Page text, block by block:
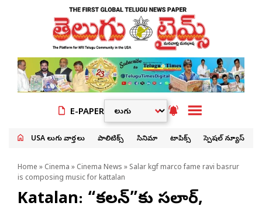
E-PAPER
USA తెలుగు వార్తలు పాలిటిక్స్ సినిమా టాపిక్స్ స్పెషల్ న్యూస్
Home » Cinema » Cinema News » Salar kgf marco fame ravi basrur
is composing music for kattalan
Katalan: “కటాలన్”కు సలార్,